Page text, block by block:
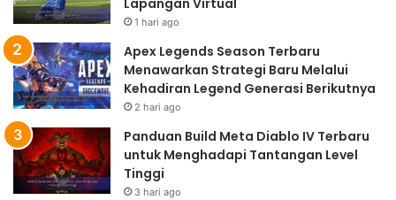
Lapangan Virtual
1 hari ago
Apex Legends Season Terbaru
Menawarkan Strategi Baru Melalui
Kehadiran Legend Generasi Berikutnya
2 hari ago
Panduan Build Meta Diablo IV Terbaru
untuk Menghadapi Tantangan Level
Tinggi
3 hari ago